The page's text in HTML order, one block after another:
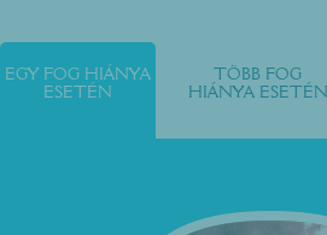
EGY FOG HIÁNYA
ESETÉN
TÖBB FOG
HIÁNYA ESETÉN